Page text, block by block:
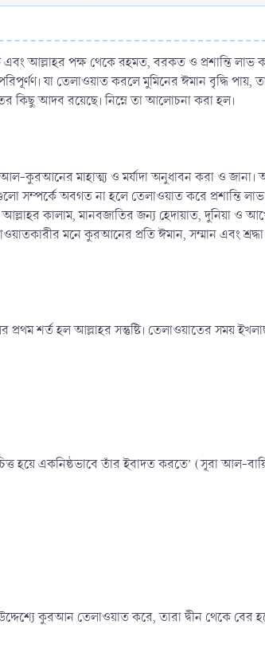
আল্লাহর পক্ষ থেকে রহমত, বরকত ও প্রশান্তি লাভ
যা তেলাওয়াত করলে মুমিনের ঈমান বৃদ্ধি পায়,
কিছু আদব রয়েছে। নিম্নে তা আলোচনা করা হল।
মাহাত্ম্য ও মর্যাদা অনুধাবন করা ও জানা।
অবগত না হলে তেলাওয়াত করে প্রশান্তি লাভ
কালাম, মানবজাতির জন্য হেদায়াত, দুনিয়া ও
মনে কুরআনের প্রতি ঈমান, সম্মান এবং
শর্ত হল আল্লাহর সন্তুষ্টি। তেলাওয়াতের সময়
হয়ে একনিষ্ঠভাবে তাঁর ইবাদত করতে’ (সূরা
কুরআন তেলাওয়াত করে, তারা দ্বীন থেকে